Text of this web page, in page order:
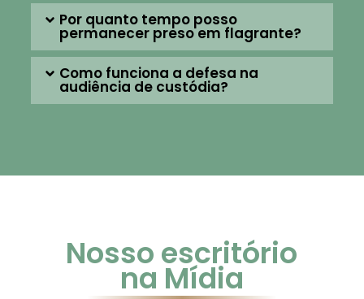
Por quanto tempo posso
permanecer preso em flagrante?
Como funciona a defesa na
audiência de custódia?
Nosso escritório
na Mídia